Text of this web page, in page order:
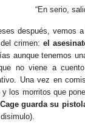
“En serio,
después, vemos
crimen:el
aunque tenemos
no viene a
Una vez en
y los morritos que
guarda su